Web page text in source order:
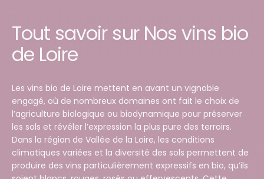
Tout savoir sur Nos vins bio
de Loire
Les vins bio de Loire mettent en avant un vignoble
engagé, où de nombreux domaines ont fait le choix de
l’agriculture biologique ou biodynamique pour préserver
les sols et révéler l’expression la plus pure des terroirs.
Dans la région de Vallée de la Loire, les conditions
climatiques variées et la diversité des sols permettent de
produire des vins particulièrement expressifs en bio, qu’ils